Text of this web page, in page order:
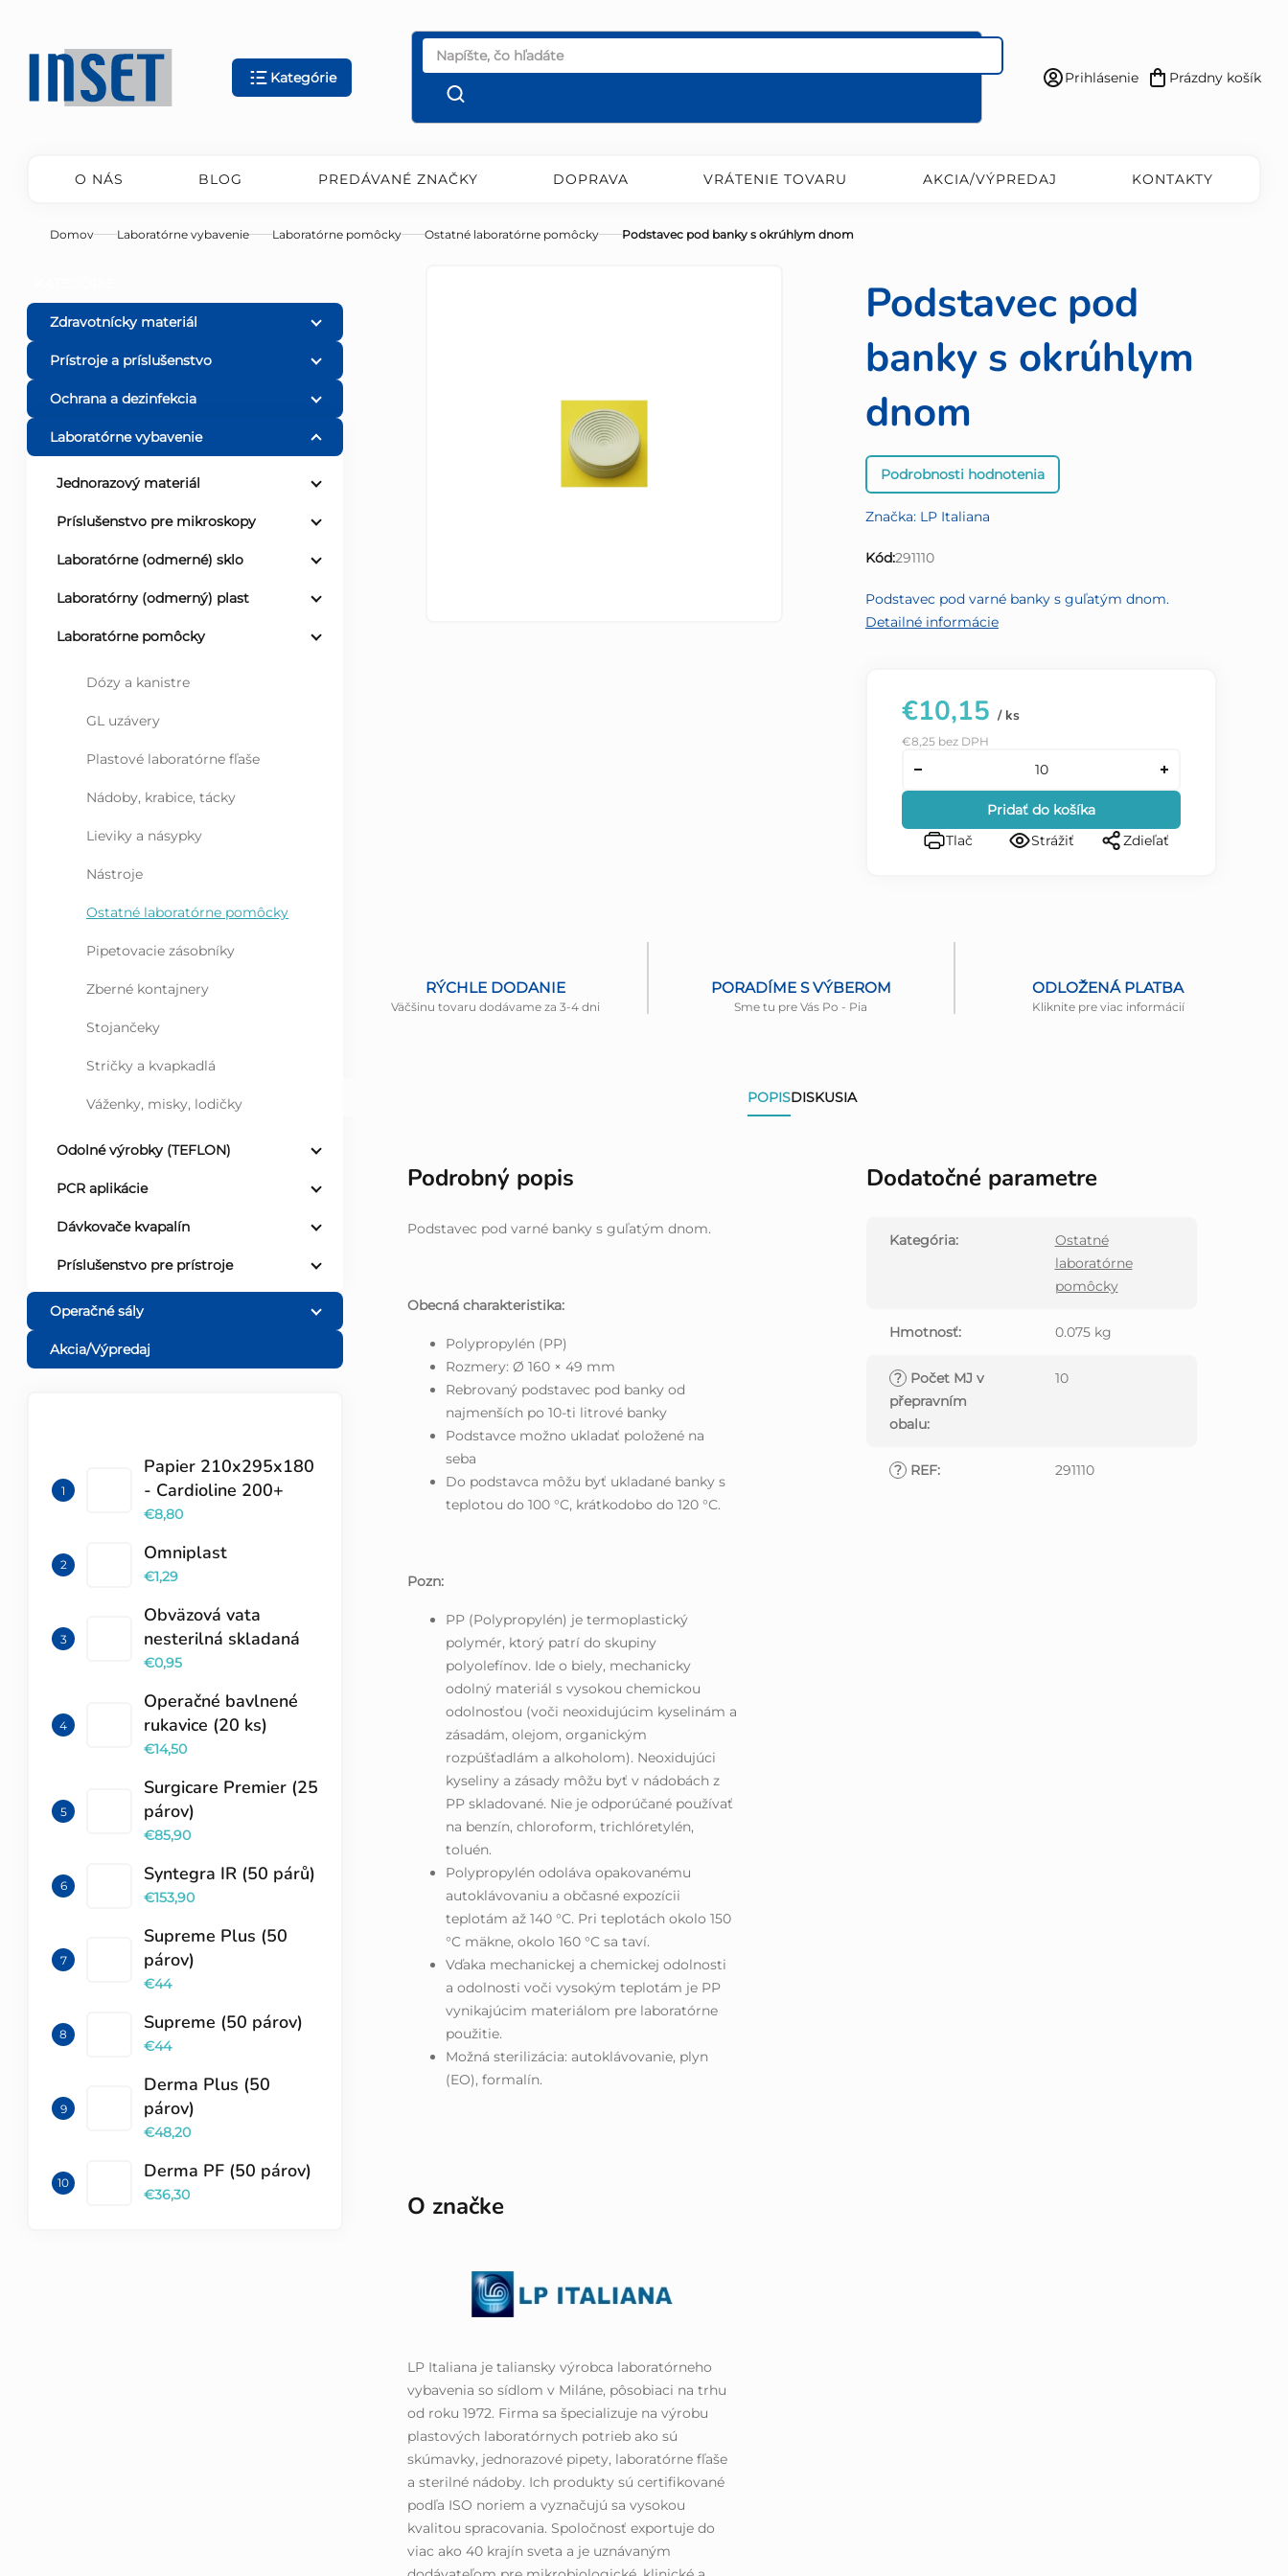
obsah
Kategórie
Prihlásenie
Nákupný
Prázdny košík
O NÁS BLOG PREDÁVANÉ ZNAČKY DOPRAVA VRÁTENIE TOVARU AKCIA/VÝPREDAJ KONTAKTY
Domov Laboratórne vybavenie Laboratórne pomôcky Ostatné laboratórne pomôcky Podstavec pod banky s okrúhlym dnom
o
č
n
Zdravotnícky materiál
Prístroje a príslušenstvo
Ochrana a dezinfekcia
Laboratórne vybavenie
Jednorazový materiál
Príslušenstvo pre mikroskopy
Laboratórne (odmerné) sklo
Laboratórny (odmerný) plast
Laboratórne pomôcky
Dózy a kanistre
GL uzávery
Plastové laboratórne fľaše
Nádoby, krabice, tácky
Lieviky a násypky
Nástroje
Ostatné laboratórne pomôcky
Pipetovacie zásobníky
Zberné kontajnery
Stojančeky
Stričky a kvapkadlá
Váženky, misky, lodičky
Odolné výrobky (TEFLON)
PCR aplikácie
Dávkovače kvapalín
Príslušenstvo pre prístroje
Operačné sály
Akcia/Výpredaj
Papier 210x295x180
- Cardioline 200+
€8,80
Omniplast
€1,29
Obväzová vata
nesterilná skladaná
€0,95
Operačné bavlnené
rukavice (20 ks)
€14,50
Surgicare Premier (25
párov)
€85,90
Syntegra IR (50 párů)
€153,90
Supreme Plus (50
párov)
€44
Supreme (50 párov)
€44
Derma Plus (50
párov)
€48,20
Derma PF (50 párov)
€36,30
Podstavec pod
banky s okrúhlym
dnom
Priemerné
hodnotenie
je
0,0
5
hviezdičiek.
Podrobnosti hodnotenia
Značka: LP Italiana
Kód:291110
Podstavec pod varné banky s guľatým dnom.
Detailné informácie
€10,15 / ks
€8,25 bez DPH
Pridať do košíka
Tlač
Strážiť Zdieľať
RÝCHLE DODANIE
Väčšinu tovaru dodávame za 3-4 dni
PORADÍME S VÝBEROM
Sme tu pre Vás Po - Pia
ODLOŽENÁ PLATBA
Kliknite pre viac informácií
POPISDISKUSIA
Podrobný popis
Podstavec pod varné banky s guľatým dnom.
Obecná charakteristika:
Polypropylén (PP)
Rozmery: Ø 160 × 49 mm
Rebrovaný podstavec pod banky od
najmenších po 10-ti litrové banky
Podstavce možno ukladať položené na
seba
Do podstavca môžu byť ukladané banky s
teplotou do 100 °C, krátkodobo do 120 °C.
Pozn:
PP (Polypropylén) je termoplastický
polymér, ktorý patrí do skupiny
polyolefínov. Ide o biely, mechanicky
odolný materiál s vysokou chemickou
odolnosťou (voči neoxidujúcim kyselinám a
zásadám, olejom, organickým
rozpúšťadlám a alkoholom). Neoxidujúci
kyseliny a zásady môžu byť v nádobách z
PP skladované. Nie je odporúčané používať
na benzín, chloroform, trichlóretylén,
toluén.
Polypropylén odoláva opakovanému
autoklávovaniu a občasné expozícii
teplotám až 140 °C. Pri teplotách okolo 150
°C mäkne, okolo 160 °C sa taví.
Vďaka mechanickej a chemickej odolnosti
a odolnosti voči vysokým teplotám je PP
vynikajúcim materiálom pre laboratórne
použitie.
Možná sterilizácia: autoklávovanie, plyn
(EO), formalín.
O značke
LP Italiana je taliansky výrobca laboratórneho
vybavenia so sídlom v Miláne, pôsobiaci na trhu
od roku 1972. Firma sa špecializuje na výrobu
plastových laboratórnych potrieb ako sú
skúmavky, jednorazové pipety, laboratórne fľaše
a sterilné nádoby. Ich produkty sú certifikované
podľa ISO noriem a vyznačujú sa vysokou
kvalitou spracovania. Spoločnosť exportuje do
viac ako 40 krajín sveta a je uznávaným
Dodatočné parametre
Kategória:
Ostatné
laboratórne
pomôcky
Hmotnosť: 0.075 kg
? Počet MJ v
přepravním
obalu:
10
? REF: 291110